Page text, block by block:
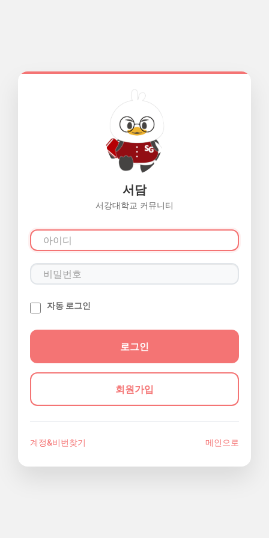
서담
서강대학교 커뮤니티
자동 로그인
회원가입
계정&비번찾기 메인으로